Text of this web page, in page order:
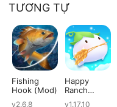
TƯƠNG TỰ
Fishing
Hook (Mod)
v2.6.8
Happy
Ranch
v1.17.10